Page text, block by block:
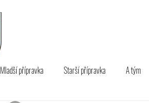
Mladší přípravka Starší přípravka A tým